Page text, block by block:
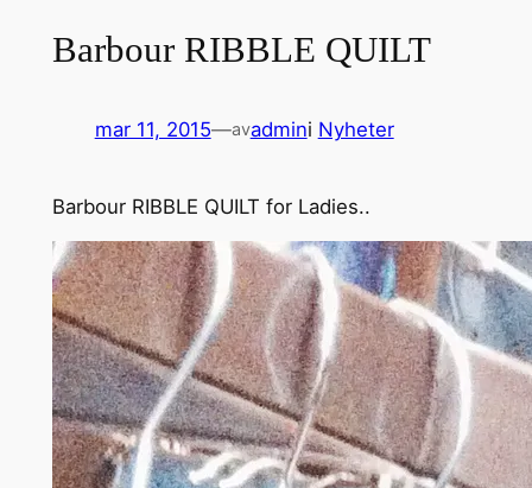
Barbour RIBBLE QUILT
mar 11, 2015—avadmini Nyheter
Barbour RIBBLE QUILT for Ladies..